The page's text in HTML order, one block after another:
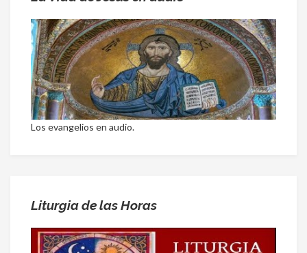
Los evangelios en audio.
Liturgia de las Horas